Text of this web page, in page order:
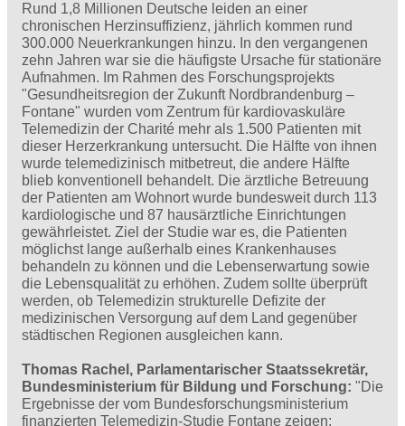
Rund 1,8 Millionen Deutsche leiden an einer
chronischen Herzinsuffizienz, jährlich kommen rund
300.000 Neuerkrankungen hinzu. In den vergangenen
zehn Jahren war sie die häufigste Ursache für stationäre
Aufnahmen. Im Rahmen des Forschungsprojekts
"Gesundheitsregion der Zukunft Nordbrandenburg –
Fontane" wurden vom Zentrum für kardiovaskuläre
Telemedizin der Charité mehr als 1.500 Patienten mit
dieser Herzerkrankung untersucht. Die Hälfte von ihnen
wurde telemedizinisch mitbetreut, die andere Hälfte
blieb konventionell behandelt. Die ärztliche Betreuung
der Patienten am Wohnort wurde bundesweit durch 113
kardiologische und 87 hausärztliche Einrichtungen
gewährleistet. Ziel der Studie war es, die Patienten
möglichst lange außerhalb eines Krankenhauses
behandeln zu können und die Lebenserwartung sowie
die Lebensqualität zu erhöhen. Zudem sollte überprüft
werden, ob Telemedizin strukturelle Defizite der
medizinischen Versorgung auf dem Land gegenüber
städtischen Regionen ausgleichen kann.
Thomas Rachel, Parlamentarischer Staatssekretär,
Bundesministerium für Bildung und Forschung: "Die
Ergebnisse der vom Bundesforschungsministerium
finanzierten Telemedizin-Studie Fontane zeigen: